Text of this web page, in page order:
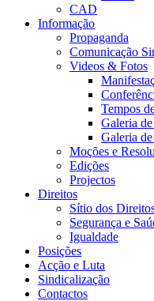
CAD
Informação
Propaganda
Comunicação
Videos & Fotos
Tempos
Galeria
Galeria
Moções e
Edições
Projectos
Direitos
Sítio dos
Segurança e
Igualdade
Posições
Acção e Luta
Sindicalização
Contactos